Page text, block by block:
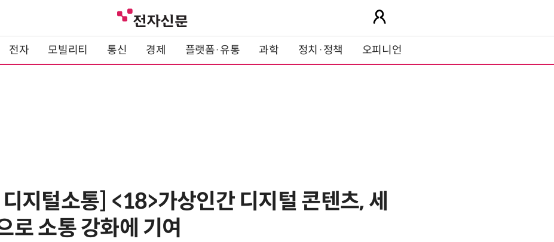
전자 모빌리티 통신 경제 플랫폼·유통 과학 정치·정책 오피니언
지털소통] <18>가상인간 디지털 콘텐츠, 세
로 소통 강화에 기여